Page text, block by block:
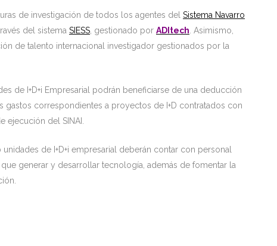
de investigación de todos los agentes del Sistema Navarro
del sistema SIESS , gestionado por ADItech . Asimismo,
de talento internacional investigador gestionados por la
de I+D+i Empresarial podrán beneficiarse de una deducción
correspondientes a proyectos de I+D contratados con
ejecución del SINAI.
de I+D+i empresarial deberán contar con personal
generar y desarrollar tecnología, además de fomentar la